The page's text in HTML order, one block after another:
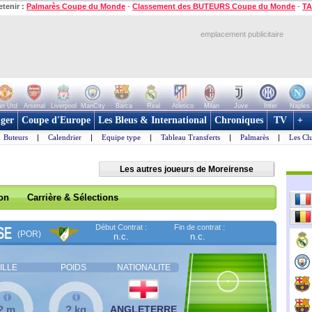
: Palmarès Coupe du Monde - Classement des BUTEURS Coupe du Monde -
emplacement publicitaire
Utd Arsenal Liverpool ManCity Barca Real Atletico Milan Juve Inter Naples
Coupe d'Europe Les Bleus & International Chroniques TV +
Buteurs | Calendrier | Equipe type | Tableau Transferts | Palmarès | Les
Les autres joueurs de Moreirense
Carrière & Sélections
(POR)
Début Contrat :
n.c.
Fin de contrat :
n.c.
POIDS NATIONALITE
m ? kg ANGLETERRE